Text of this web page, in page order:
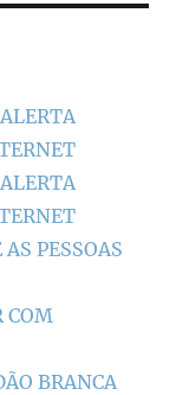
AS PESSOAS
COM
BRANCA